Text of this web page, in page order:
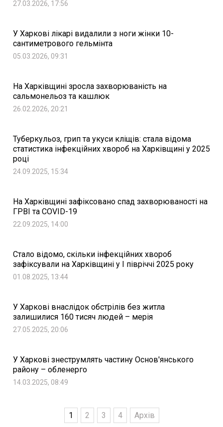
27.03.2026, 17:56
У Харкові лікарі видалили з ноги жінки 10-
сантиметрового гельмінта
05.03.2026, 09:31
На Харківщині зросла захворюваність на
сальмонельоз та кашлюк
26.02.2026, 20:21
Туберкульоз, грип та укуси кліщів: стала відома
статистика інфекційних хвороб на Харківщині у 2025
році
24.09.2025, 15:34
На Харківщині зафіксовано спад захворюваності на
ГРВІ та COVID-19
22.09.2025, 14:00
Стало відомо, скільки інфекційних хвороб
зафіксували на Харківщині у I півріччі 2025 року
01.08.2025, 13:44
У Харкові внаслідок обстрілів без житла
залишилися 160 тисяч людей – мерія
27.05.2025, 20:06
У Харкові знеструмлять частину Основ'янського
району – обленерго
14.03.2025, 08:49
1 2 3 4 Архів